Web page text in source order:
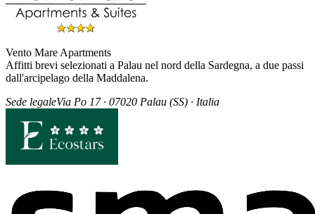
Vento Mare Apartments
Affitti brevi selezionati a Palau nel nord della Sardegna, a due passi
dall'arcipelago della Maddalena.
Sede legaleVia Po 17 · 07020 Palau (SS) · Italia